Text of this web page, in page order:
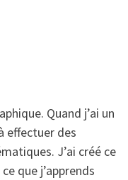
Quand j’ai un
effectuer des
J’ai créé ce
que j’apprends